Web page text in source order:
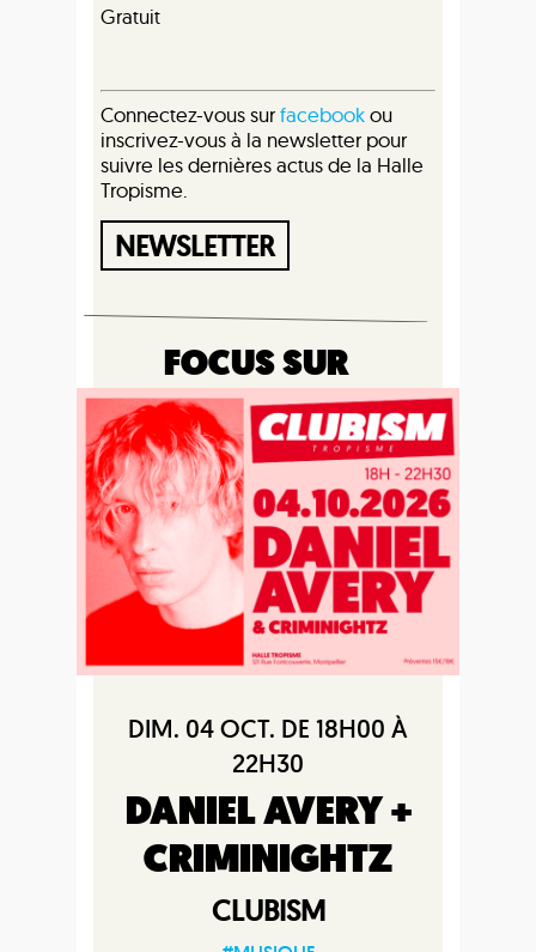
Gratuit
Connectez-vous surfacebookou
inscrivez-vous à la newsletter pour
suivre les dernières actus de la Halle
Tropisme.
NEWSLETTER
FOCUS SUR
DIM. 04 OCT. DE 18H00 À
22H30
DANIEL AVERY +
CRIMINIGHTZ
CLUBISM